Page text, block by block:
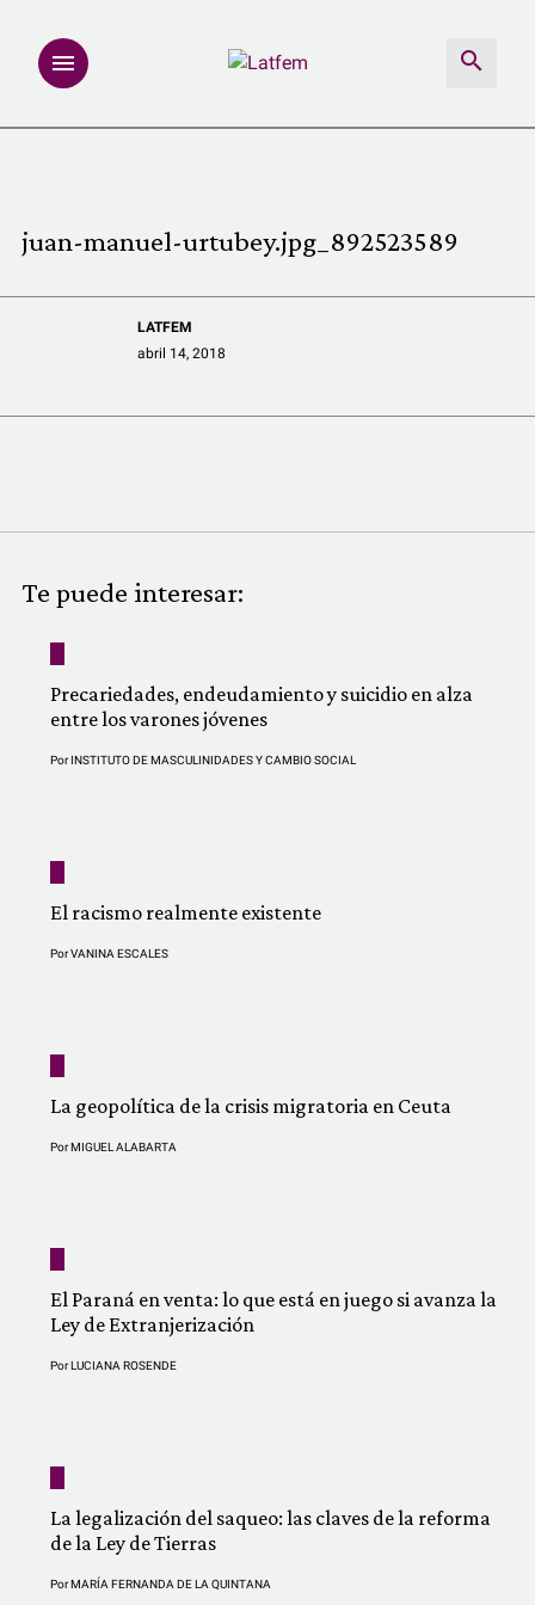
REDACCIÓN ABIERTA
LATFEMLAB.
QUIÉNES SOMOS
juan-manuel-urtubey.jpg_892523589
LATFEM
abril 14, 2018
Te puede interesar:
Precariedades, endeudamiento y suicidio en alza
entre los varones jóvenes
PorINSTITUTO DE MASCULINIDADES Y CAMBIO SOCIAL
El racismo realmente existente
PorVANINA ESCALES
La geopolítica de la crisis migratoria en Ceuta
PorMIGUEL ALABARTA
El Paraná en venta: lo que está en juego si avanza la
Ley de Extranjerización
PorLUCIANA ROSENDE
La legalización del saqueo: las claves de la reforma
de la Ley de Tierras
PorMARÍA FERNANDA DE LA QUINTANA